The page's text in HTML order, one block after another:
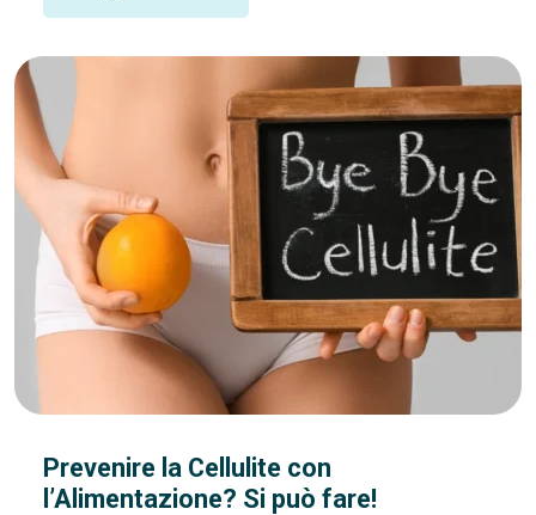
Prevenire la Cellulite con
l’Alimentazione? Si può fare!